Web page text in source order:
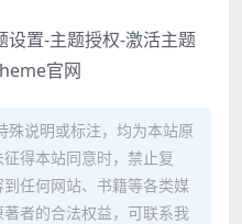
设置-主题授权-激活主题
官网
殊说明或标注，均为本站原
得本站同意时，禁止复
任何网站、书籍等各类媒
者的合法权益，可联系我